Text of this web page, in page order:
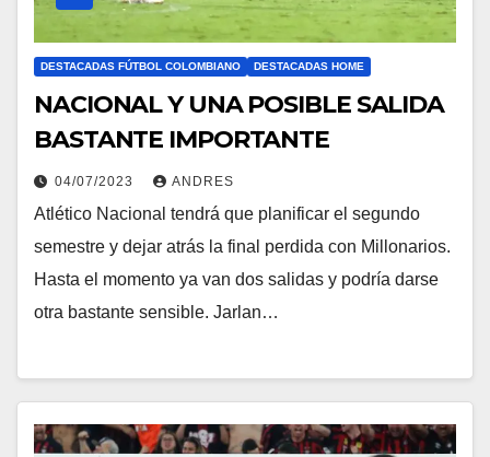
DESTACADAS FÚTBOL COLOMBIANO DESTACADAS HOME
NACIONAL Y UNA POSIBLE SALIDA
BASTANTE IMPORTANTE
04/07/2023 ANDRES
Atlético Nacional tendrá que planificar el segundo
semestre y dejar atrás la final perdida con Millonarios.
Hasta el momento ya van dos salidas y podría darse
otra bastante sensible. Jarlan…